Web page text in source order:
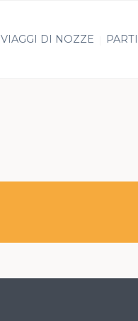
VIAGGI DI NOZZE